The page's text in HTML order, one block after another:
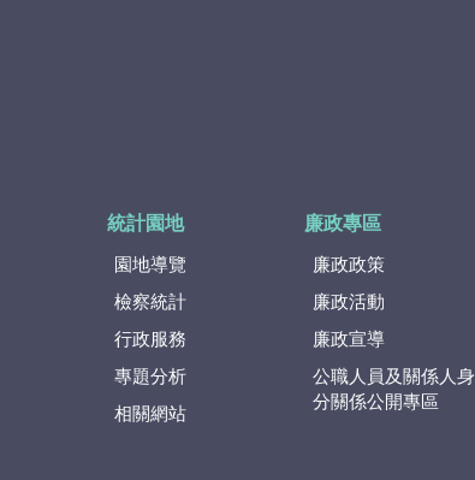
統計園地
園地導覽
檢察統計
行政服務
專題分析
相關網站
廉政專區
廉政政策
廉政活動
廉政宣導
公職人員及關係人身
分關係公開專區